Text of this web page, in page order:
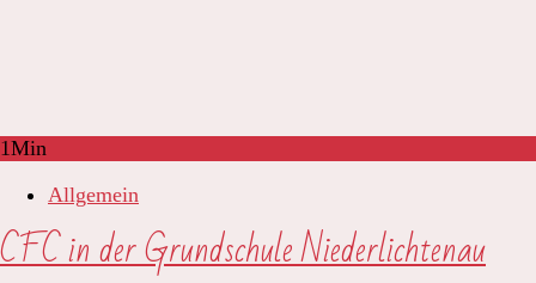
1Min
Allgemein
CFC in der Grundschule Niederlichtenau